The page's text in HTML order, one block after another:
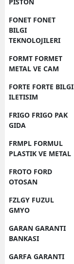
FONET FONET
BILGI
TEKNOLOJILERI
FORMT FORMET
METAL VE CAM
FORTE FORTE BILGI
ILETISIM
FRIGO FRIGO PAK
GIDA
FRMPL FORMUL
PLASTIK VE METAL
FROTO FORD
OTOSAN
FZLGY FUZUL
GMYO
GARAN GARANTI
BANKASI
GARFA GARANTI